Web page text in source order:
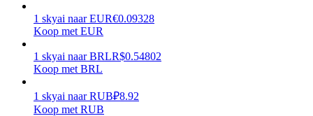
Verdien dagelijks competitieve beloningen
1 skyai naar EUR€0.09328
Koop met EUR
1 skyai naar BRLR$0.54802
Koop met BRL
1 skyai naar RUB₽8.92
Koop met RUB